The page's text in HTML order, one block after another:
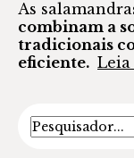
As
combinam a
tradicionais
eficiente. Leia
Pesquisar